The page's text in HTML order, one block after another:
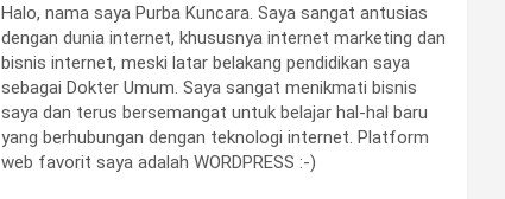
Halo, nama saya Purba Kuncara. Saya sangat antusias
dengan dunia internet, khususnya internet marketing dan
bisnis internet, meski latar belakang pendidikan saya
sebagai Dokter Umum. Saya sangat menikmati bisnis
saya dan terus bersemangat untuk belajar hal-hal baru
yang berhubungan dengan teknologi internet. Platform
web favorit saya adalah WORDPRESS :-)